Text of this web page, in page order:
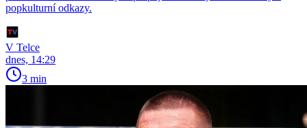
popkulturní odkazy.
V Telce
dnes, 14:29
3 min